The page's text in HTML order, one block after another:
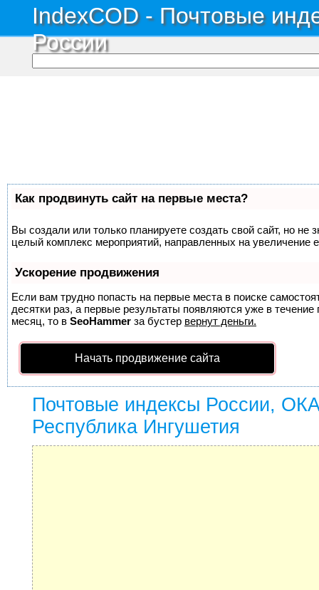
IndexCOD - Почтовые
России
Как продвинуть сайт на первые места?
Вы создали или только планируете создать свой сайт, но не
целый комплекс мероприятий, направленных на увеличение
Ускорение продвижения
Если вам трудно попасть на первые места в поиске
десятки раз, а первые результаты появляются уже в
месяц, то в SeoHammer за бустер вернут деньги.
Начать продвижение сайта
Почтовые индексы России,
Республика Ингушетия